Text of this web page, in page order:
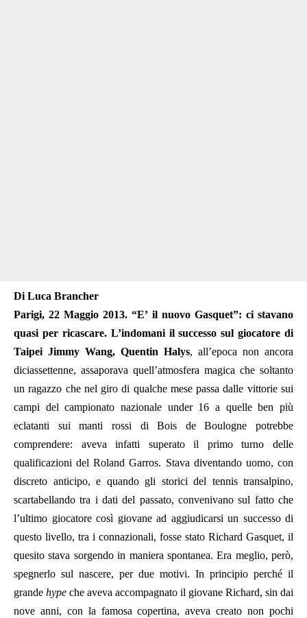
Di Luca Brancher
Parigi, 22 Maggio 2013. “E’ il nuovo Gasquet”: ci stavano
quasi per ricascare. L’indomani il successo sul giocatore di
Taipei Jimmy Wang, Quentin Halys, all’epoca non ancora
diciassettenne, assaporava quell’atmosfera magica che soltanto
un ragazzo che nel giro di qualche mese passa dalle vittorie sui
campi del campionato nazionale under 16 a quelle ben più
eclatanti sui manti rossi di Bois de Boulogne potrebbe
comprendere: aveva infatti superato il primo turno delle
qualificazioni del Roland Garros. Stava diventando uomo, con
discreto anticipo, e quando gli storici del tennis transalpino,
scartabellando tra i dati del passato, convenivano sul fatto che
l’ultimo giocatore così giovane ad aggiudicarsi un successo di
questo livello, tra i connazionali, fosse stato Richard Gasquet, il
quesito stava sorgendo in maniera spontanea. Era meglio, però,
spegnerlo sul nascere, per due motivi. In principio perché il
grande hype che aveva accompagnato il giovane Richard, sin dai
nove anni, con la famosa copertina, aveva creato non pochi